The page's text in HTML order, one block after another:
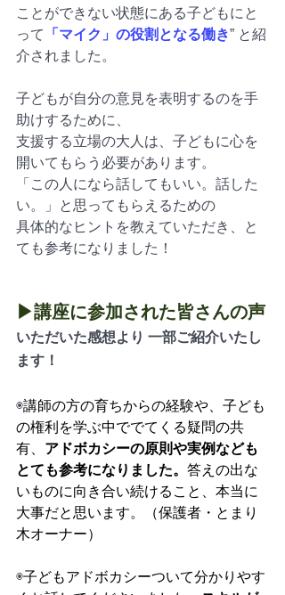
ことができない状態にある子どもにと
って
「マイク」の役割となる働き” と紹
介されました。
子どもが自分の意見を表明するのを手
助けするために、
支援する立場の大人は、子どもに心を
開いてもらう必要があります。
「この人になら話してもいい。話した
い。」と思ってもらえるための
具体的なヒントを教えていただき、と
ても参考になりました！
▶講座に参加された皆さんの声
いただいた感想より 一部ご紹介いたし
ます！
◉講師の方の育ちからの経験や、子ども
の権利を学ぶ中ででてくる疑問の共
有、 アドボカシーの原則や実例なども
とても参考になりました。 答えの出な
いものに向き合い続けること、本当に
大事だと思います。（保護者・とまり
木オーナー）
◉子どもアドボカシーついて分かりやす